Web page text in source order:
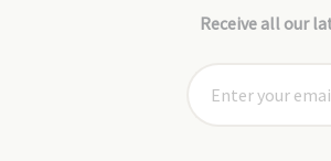
Receive all our